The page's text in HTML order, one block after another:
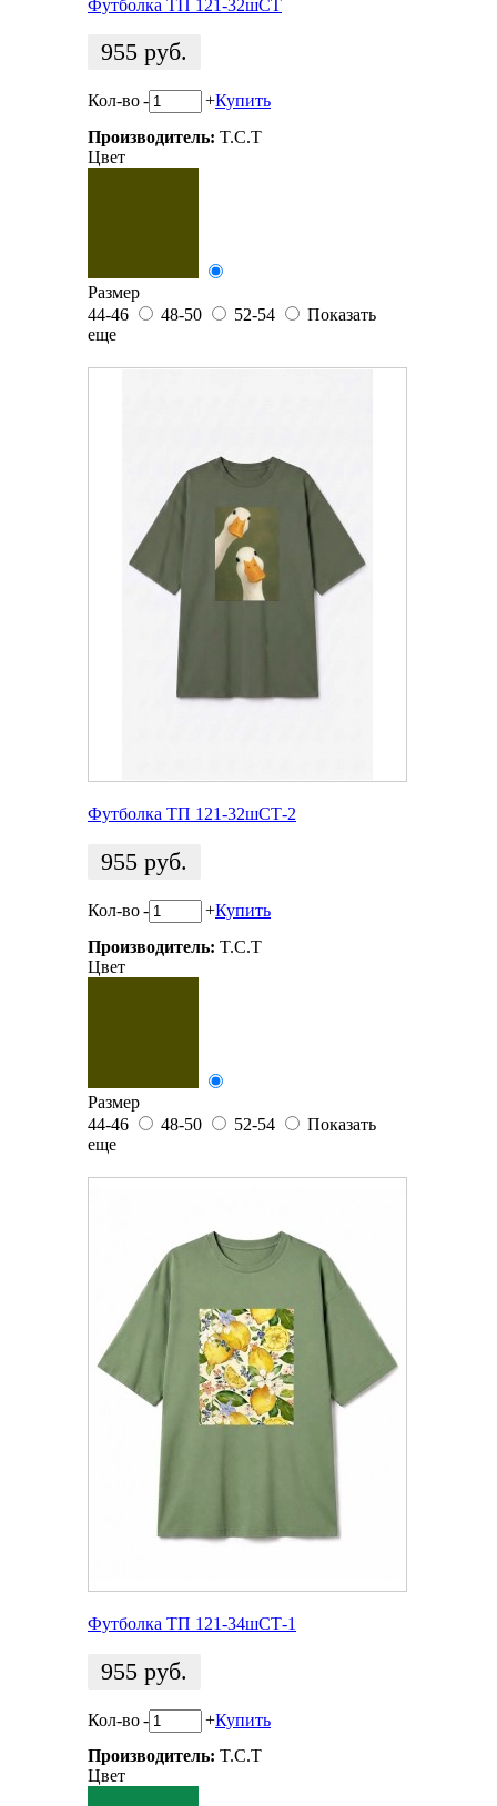
Футболка ТП 121-32шСТ
955 руб.
Кол-во- +Купить
Производитель: T.C.T
Цвет
Размер
44-46
48-50 52-54
Показать
еще
Футболка ТП 121-32шСТ-2
955 руб.
Кол-во- +Купить
Производитель: T.C.T
Цвет
Размер
44-46
48-50 52-54
Показать
еще
Футболка ТП 121-34шСТ-1
955 руб.
Кол-во- +Купить
Производитель: T.C.T
Цвет